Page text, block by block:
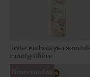
Toise en bois
montgolfière
Nouveautés